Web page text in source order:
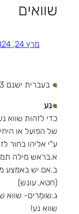
שוואים
מרץ 24, 2024
בעברית ישנם 3 סוגי שוואים:
נע
כדי לזהות שווא
ע"י אליהו בחור
א.בראש מילה
ב.אם יש באמצע
(חטא, עונש)
ג.שומְרים- שווא
שווא נע!